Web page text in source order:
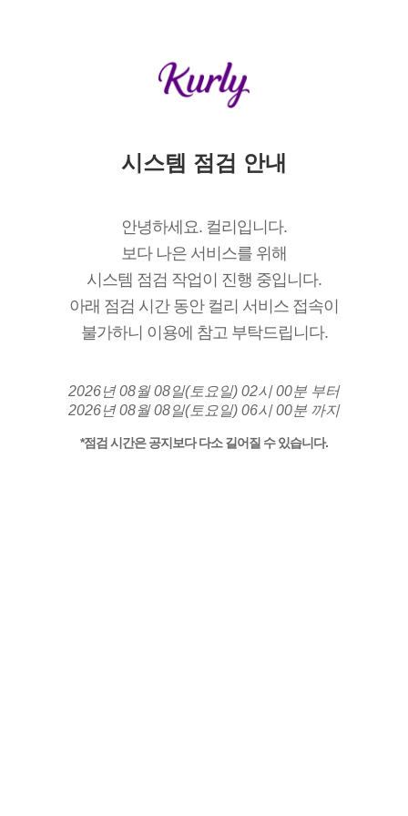
시스템 점검 안내
안녕하세요. 컬리입니다.
보다 나은 서비스를 위해
시스템 점검 작업이 진행 중입니다.
아래 점검 시간 동안 컬리 서비스 접속이
불가하니 이용에 참고 부탁드립니다.
2026년 08월 08일(토요일) 02시 00분 부터
2026년 08월 08일(토요일) 06시 00분 까지
*점검 시간은 공지보다 다소 길어질 수 있습니다.